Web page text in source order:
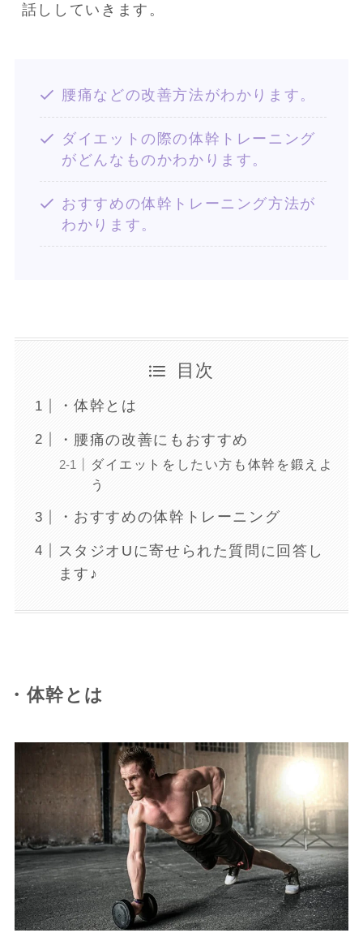
話ししていきます。
腰痛などの改善方法がわかります。
ダイエットの際の体幹トレーニング
がどんなものかわかります。
おすすめの体幹トレーニング方法が
わかります。
目次
・体幹とは
・腰痛の改善にもおすすめ
ダイエットをしたい方も体幹を鍛えよ
う
・おすすめの体幹トレーニング
スタジオUに寄せられた質問に回答し
ます♪
・体幹とは